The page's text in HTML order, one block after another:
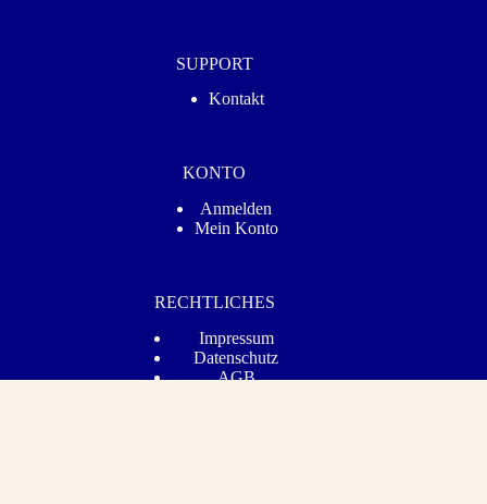
SUPPORT
Kontakt
KONTO
Anmelden
Mein Konto
RECHTLICHES
Impressum
Datenschutz­
AGB